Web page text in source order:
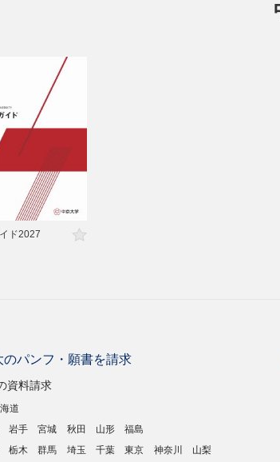
ド2027
のパンフ・願書を請求
資料請求
道
岩手 宮城 秋田 山形 福島
栃木 群馬 埼玉 千葉 東京 神奈川 山梨